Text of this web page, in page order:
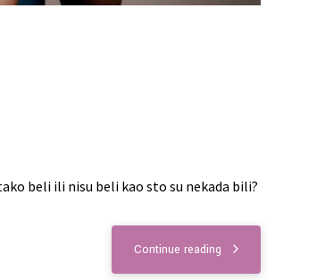
beli ili nisu beli kao sto su nekada bili?
Continue reading